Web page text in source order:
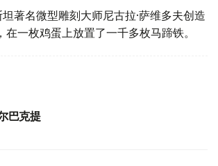
著名微型雕刻大师尼古拉·萨维多夫创造
在一枚鸡蛋上放置了一千多枚马蹄铁。
巴克提